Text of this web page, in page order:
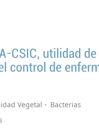
CSIC, utilidad
control de
Vegetal
Bacterias